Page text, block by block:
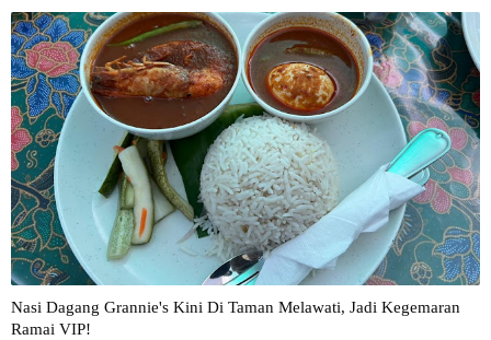
Nasi Dagang Grannie's Kini Di Taman Melawati, Jadi Kegemaran
Ramai VIP!